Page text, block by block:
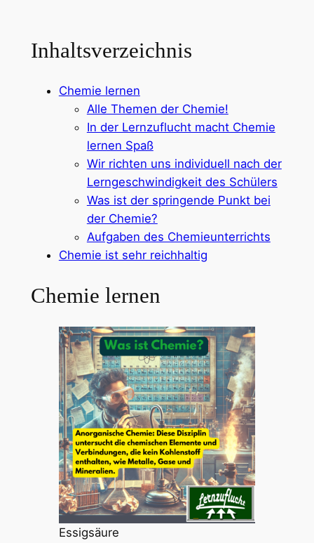
Inhaltsverzeichnis
Chemie lernen
Alle Themen der Chemie!
In der Lernzuflucht macht Chemie
lernen Spaß
Wir richten uns individuell nach der
Lerngeschwindigkeit des Schülers
Was ist der springende Punkt bei
der Chemie?
Aufgaben des Chemieunterrichts
Chemie ist sehr reichhaltig
Chemie lernen
Essigsäure